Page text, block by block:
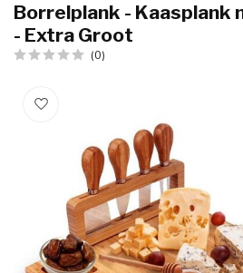
Borrelplank - Kaasplank
- Extra Groot
(0)